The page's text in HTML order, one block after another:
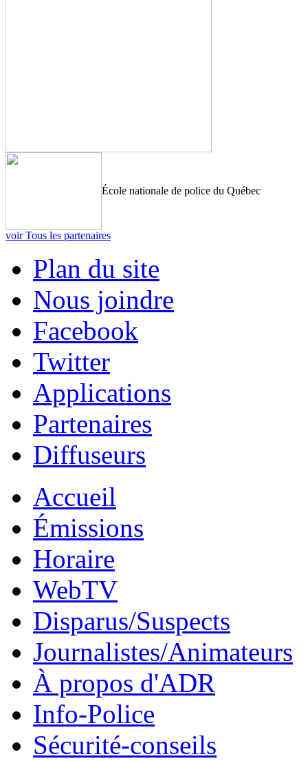
École nationale de police du Québec
voir Tous les partenaires
Plan du site
Nous joindre
Facebook
Twitter
Applications
Partenaires
Diffuseurs
Accueil
Émissions
Horaire
WebTV
Disparus/Suspects
Journalistes/Animateurs
À propos d'ADR
Info-Police
Sécurité-conseils